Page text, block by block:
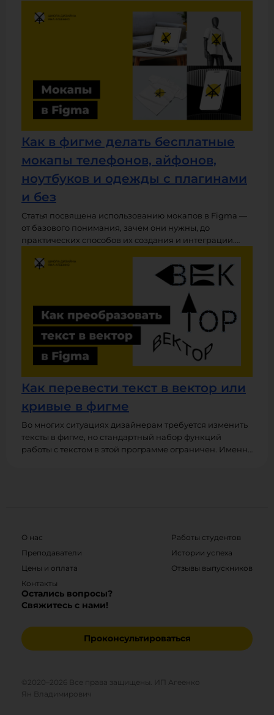
растровом формате. Рекомендую проходить этот урок в
видео-формате — там я пошагово показываю как
сделать логотип в фигме на конкретном примере.
Как в фигме делать бесплатные
мокапы телефонов, айфонов,
ноутбуков и одежды с плагинами
и без
Статья посвящена использованию мокапов в Figma —
от базового понимания, зачем они нужны, до
практических способов их создания и интеграции.
мокапов, так и применение плагинов, ресурсов Figma
Community и внешних инструментов, таких как
полезен дизайнерам, желающим профессионально
презентовать свои работы в портфолио или
клиентским проектам.
Как перевести текст в вектор или
кривые в фигме
Во многих ситуациях дизайнерам требуется изменить
тексты в фигме, но стандартный набор функций
работы с текстом в этой программе ограничен. Именно
О нас
Преподаватели
Цены и оплата
Контакты
Работы студентов
Истории успеха
Отзывы выпускников
©2020– 2026 Все права защищены. ИП Агеенко
Ян Владимирович
Остались вопросы?
Свяжитесь с нами!
Проконсультироваться